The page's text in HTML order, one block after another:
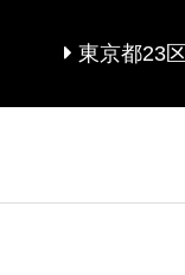
東京都23区